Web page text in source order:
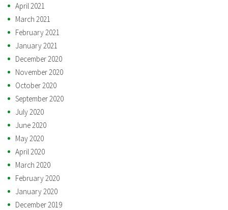
April 2021
March 2021
February 2021
January 2021
December 2020
November 2020
October 2020
September 2020
July 2020
June 2020
May 2020
April 2020
March 2020
February 2020
January 2020
December 2019